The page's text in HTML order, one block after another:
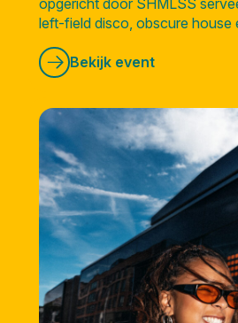
left-field disco, obscure house
Bekijk event